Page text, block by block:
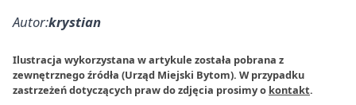
Autor:krystian
Ilustracja wykorzystana w artykule została pobrana z
zewnętrznego źródła (Urząd Miejski Bytom). W przypadku
zastrzeżeń dotyczących praw do zdjęcia prosimy o kontakt.